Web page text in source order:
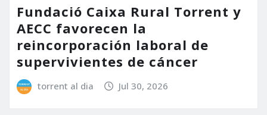
Fundació Caixa Rural Torrent y
AECC favorecen la
reincorporación laboral de
supervivientes de cáncer
torrent al dia Jul 30, 2026